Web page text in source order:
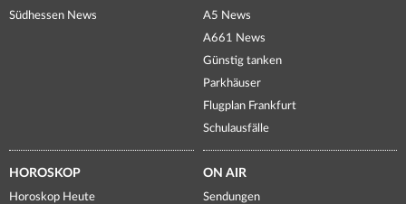
Südhessen News
A5 News
A661 News
Günstig tanken
Parkhäuser
Flugplan Frankfurt
Schulausfälle
HOROSKOP
Horoskop Heute
ON AIR
Sendungen